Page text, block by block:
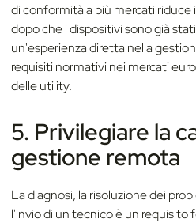
di conformità a più mercati riduce
dopo che i dispositivi sono già
un'esperienza diretta nella
requisiti normativi nei mercati
delle utility.
5. Privilegiare la
gestione remota
La diagnosi, la risoluzione dei
l'invio di un tecnico è un requisito